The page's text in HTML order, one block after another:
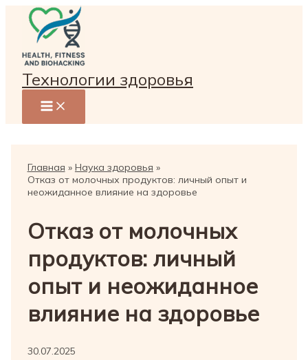
Перейти
содержимому
Технологии здоровья
Главная
Наука здоровья
Отказ от молочных продуктов: личный опыт и
неожиданное влияние на здоровье
Отказ от молочных
продуктов: личный
опыт и неожиданное
влияние на здоровье
30.07.2025